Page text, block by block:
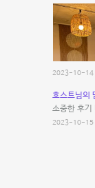
2023-10-14
호스트님의
소중한 후기
2023-10-15